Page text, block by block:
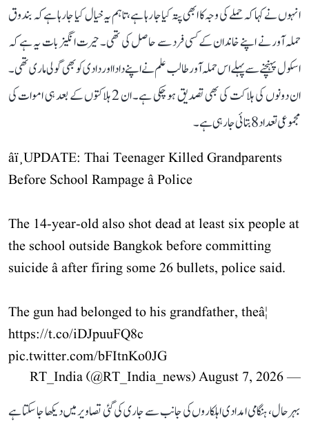
انہوں نے کہا کہ حملے کی وجہ کا ابھی پتہ کیا جا رہا ہے، تاہم یہ خیال کیا جا رہا ہے کہ بندوق
حملہ آور نے اپنے خاندان کے کسی فرد سے حاصل کی تھی۔ حیرت انگیز بات یہ ہے کہ
اسکول پہنچنے سے پہلے اس حملہ آور طالب علم نے اپنے دادا اور دادی کو بھی گولی ماری تھی۔
ان دونوں کی ہلاکت کی بھی تصدیق ہو چکی ہے۔ ان 2 ہلاکتوں کے بعد ہی اموات کی
مجموعی تعداد 8 بتائی جا رہی ہے۔
âï¸UPDATE: Thai Teenager Killed Grandparents
Before School Rampage â Police
The 14-year-old also shot dead at least six people at
the school outside Bangkok before committing
suicide â after firing some 26 bullets, police said.
The gun had belonged to his grandfather, theâ¦
https://t.co/iDJpuuFQ8c
pic.twitter.com/bFItnKo0JG
— RT_India (@RT_India_news)
August 7, 2026
بہرحال، ہنگامی امدادی اہلکاروں کی جانب سے جاری کی گئی تصاویر میں دیکھا جا سکتا ہے